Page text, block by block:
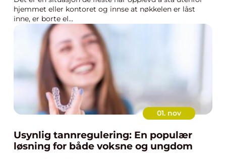
hjemmet eller kontoret og innse at nøkkelen er låst
inne, er borte el...
01. nov
Usynlig tannregulering: En populær
løsning for både voksne og ungdom